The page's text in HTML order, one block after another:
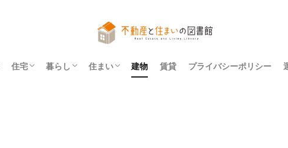
住宅 暮らし 住まい 建物 賃貸 プライバシーポリシー